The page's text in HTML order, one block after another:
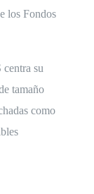
los Fondos
su
tamaño
como